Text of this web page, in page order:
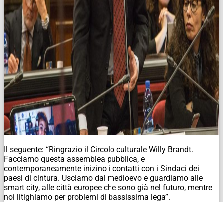
Il seguente: “Ringrazio il Circolo culturale Willy Brandt.
Facciamo questa assemblea pubblica, e
contemporaneamente inizino i contatti con i Sindaci dei
paesi di cintura. Usciamo dal medioevo e guardiamo alle
smart city, alle città europee che sono già nel futuro, mentre
noi litighiamo per problemi di bassissima lega”.